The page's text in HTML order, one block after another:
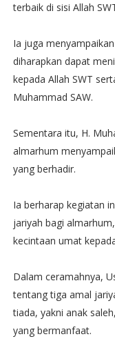
terbaik di sisi Allah
Ia juga
diharapkan dapat
kepada Allah SWT
Muhammad SAW.
Sementara itu, H.
almarhum
yang berhadir.
Ia berharap kegiatan
jariyah bagi
kecintaan umat
Dalam ceramahnya,
tentang tiga amal
tiada, yakni anak
yang bermanfaat.